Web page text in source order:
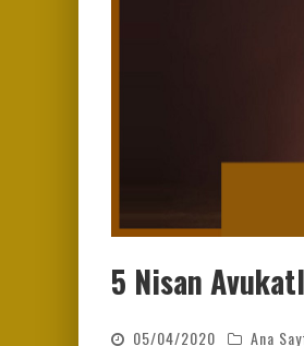
5 Nisan
05/04/2020 Ana